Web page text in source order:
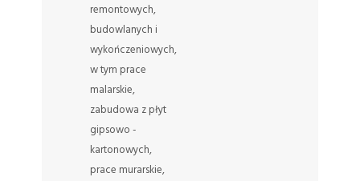
remontowych,
budowlanych i
wykończeniowych,
w tym prace
malarskie,
zabudowa z płyt
gipsowo -
kartonowych,
prace murarskie,